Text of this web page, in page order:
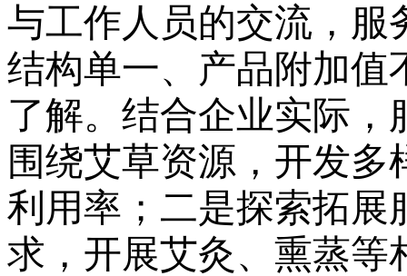
与工作人员的交流，服
结构单一、产品附加值
了解。结合企业实际
围绕艾草资源，开发
利用率；二是探索拓展
求，开展艾灸、熏蒸等